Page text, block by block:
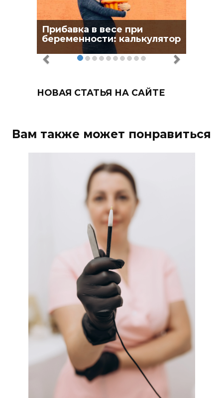
Прибавка в весе при
беременности: калькулятор
НОВАЯ СТАТЬЯ НА САЙТЕ
Вам также может понравиться